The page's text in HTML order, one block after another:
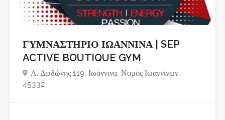
ΓΥΜΝΑΣΤΗΡΙΟ ΙΩΑΝΝΙΝΑ | SEP
ACTIVE BOUTIQUE GYM
Λ. Δωδώνης 119, Ιωάννινα, Νομός Ιωαννίνων,
45332